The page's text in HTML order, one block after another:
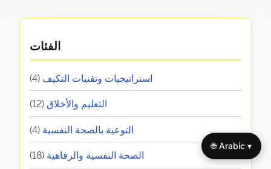
الفئات
استراتيجيات وتقنيات التكيف (4)
التعليم والأخلاق (12)
التوعية بالصحة النفسية (4)
الصحة النفسية والرفاهية (18)
🌐 Arabic ▾